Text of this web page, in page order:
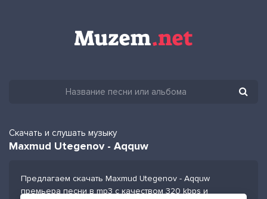
Скачать и слушать музыку
Maxmud Utegenov - Aqquw
Предлагаем скачать Maxmud Utegenov - Aqquw
премьера песни в mp3 с качеством 320 kbps и